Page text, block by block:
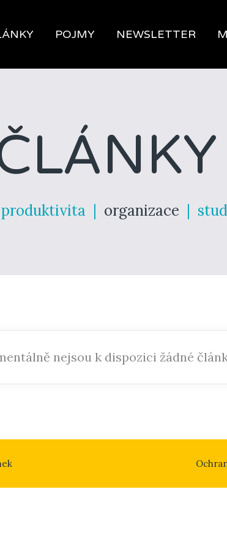
POJMY NEWSLETTER
produktivita | organizace |
nejsou k dispozici žádné